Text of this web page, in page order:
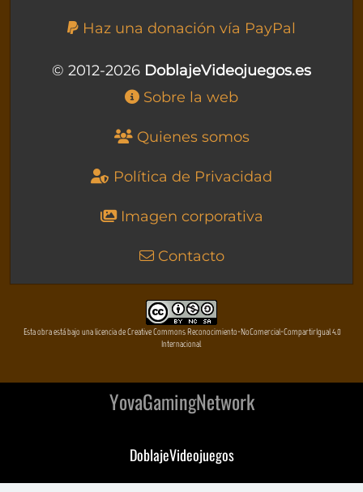
Haz una donación vía PayPal
© 2012-2026 DoblajeVideojuegos.es
Sobre la web
Quienes somos
Política de Privacidad
Imagen corporativa
Contacto
Esta obra está bajo una licencia de Creative Commons Reconocimiento-NoComercial-CompartirIgual 4.0
Internacional
YovaGamingNetwork
DoblajeVideojuegos